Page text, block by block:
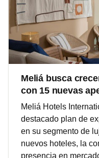
Meliá busca
con 15 nuevas
Meliá Hotels
destacado plan de
en su segmento de
nuevos hoteles, la
presencia en